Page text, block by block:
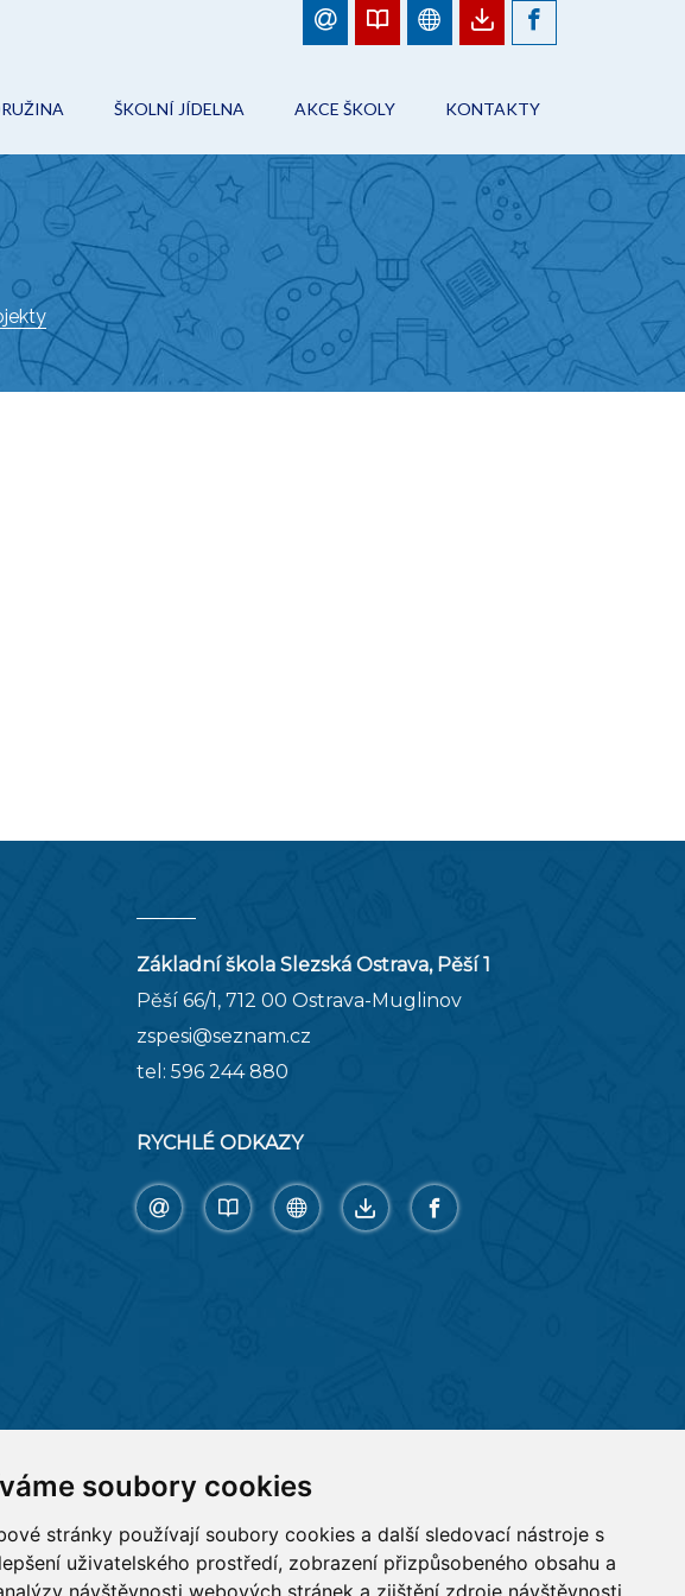
soubory cookies
stránky používají soubory cookies a další sledovací nástroje s
uživatelského prostředí, zobrazení přizpůsobeného obsahu a
návštěvnosti webových stránek a zjištění zdroje návštěvnosti.
ŠKOLNÍ JÍDELNA
OBJEDNÁVKY JÍDEL
ŘÁD ŠKOLNÍHO STRAVOVÁNÍ
INFORMACE
KONTAKTY
AKCE ŠKOLY
FOTOGALERIE
PLÁN AKCÍ
AKCE ŠKOLY
KONTAKTY
ŠKOLA
PRACOVNÍCI ŠKOLY
ŠKOLNÍ JÍDELNA
ŠKOLNÍ DRUŽINA
Základní škola Slezská Ostrava, Pěší 1
Pěší 66/1, 712 00 Ostrava-Muglinov
zspesi@seznam.cz
tel: 596 244 880
RYCHLÉ ODKAZY